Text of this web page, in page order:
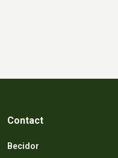
Contact
Becidor